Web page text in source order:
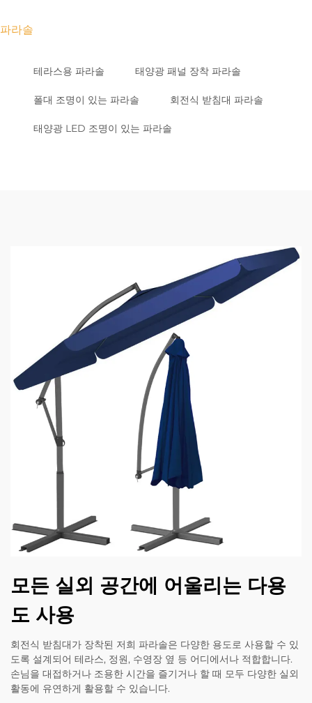
파라솔
테라스용 파라솔 태양광 패널 장착 파라솔
폴대 조명이 있는 파라솔 회전식 받침대 파라솔
태양광 LED 조명이 있는 파라솔
모든 실외 공간에 어울리는 다용
도 사용
회전식 받침대가 장착된 저희 파라솔은 다양한 용도로 사용할 수 있
도록 설계되어 테라스, 정원, 수영장 옆 등 어디에서나 적합합니다.
손님을 대접하거나 조용한 시간을 즐기거나 할 때 모두 다양한 실외
활동에 유연하게 활용할 수 있습니다.